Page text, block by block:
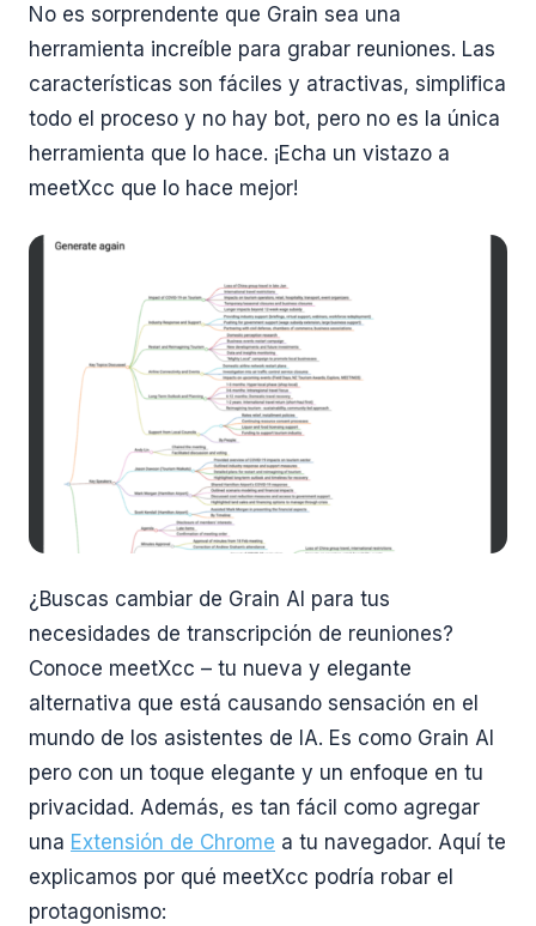
No es sorprendente que Grain sea una
herramienta increíble para grabar reuniones. Las
características son fáciles y atractivas, simplifica
todo el proceso y no hay bot, pero no es la única
herramienta que lo hace. ¡Echa un vistazo a
meetXcc que lo hace mejor!
¿Buscas cambiar de Grain AI para tus
necesidades de transcripción de reuniones?
Conoce meetXcc – tu nueva y elegante
alternativa que está causando sensación en el
mundo de los asistentes de IA. Es como Grain AI
pero con un toque elegante y un enfoque en tu
privacidad. Además, es tan fácil como agregar
una Extensión de Chrome a tu navegador. Aquí te
explicamos por qué meetXcc podría robar el
protagonismo: